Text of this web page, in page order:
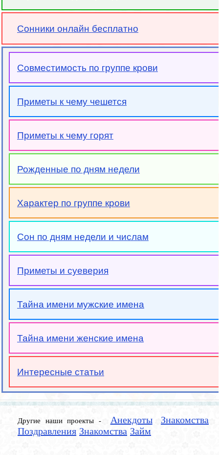
Сонники онлайн бесплатно
Совместимость по группе крови
Приметы к чему чешется
Приметы к чему горят
Рожденные по дням недели
Характер по группе крови
Сон по дням недели и числам
Приметы и суеверия
Тайна имени мужские имена
Тайна имени женские имена
Интересные статьи
Другие наши проекты - Анекдоты
Знакомства
Поздравления Знакомства Займ